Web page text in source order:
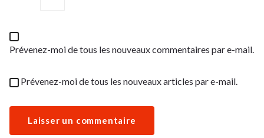
Prévenez-moi de tous les nouveaux commentaires par e-mail.
Prévenez-moi de tous les nouveaux articles par e-mail.